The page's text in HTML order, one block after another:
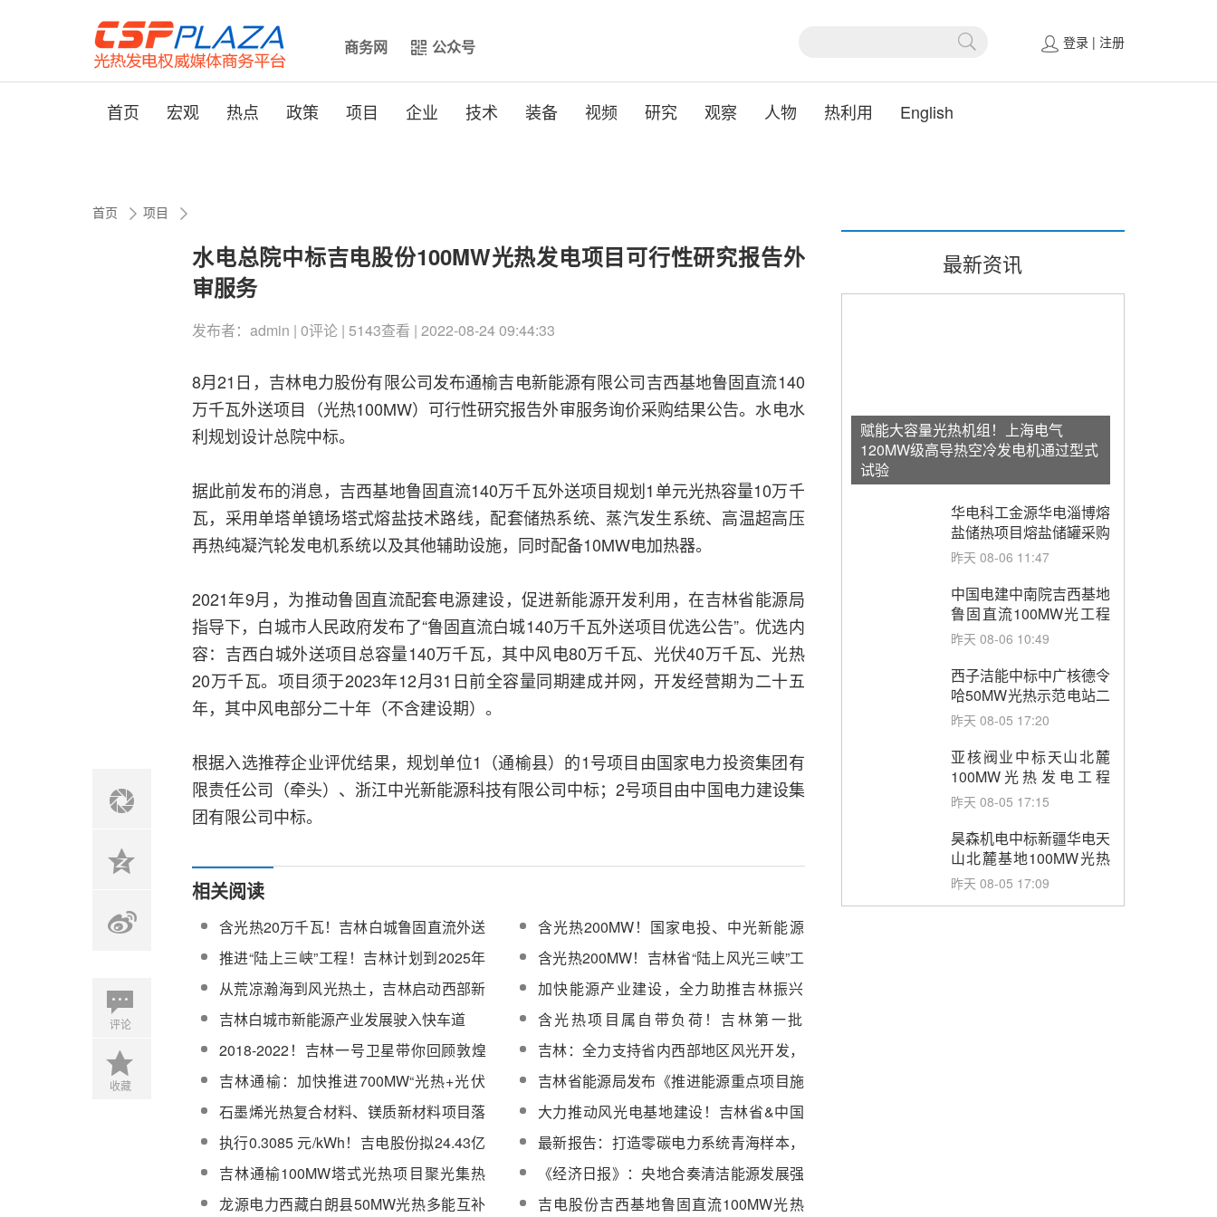
商务网 公众号 登录 | 注册
首页 宏观 热点 政策 项目 企业 技术 装备 视频 研究 观察 人物 热利用 English
首页 项目
水电总院中标吉电股份100MW光热发电项目可行性研究报告外
审服务
发布者：admin | 0评论 | 5143查看 | 2022-08-24 09:44:33
8月21日，吉林电力股份有限公司发布通榆吉电新能源有限公司吉西基地鲁固直流140
万千瓦外送项目（光热100MW）可行性研究报告外审服务询价采购结果公告。水电水
利规划设计总院中标。
据此前发布的消息，吉西基地鲁固直流140万千瓦外送项目规划1单元光热容量10万千
瓦，采用单塔单镜场塔式熔盐技术路线，配套储热系统、蒸汽发生系统、高温超高压
再热纯凝汽轮发电机系统以及其他辅助设施，同时配备10MW电加热器。
2021年9月，为推动鲁固直流配套电源建设，促进新能源开发利用，在吉林省能源局
指导下，白城市人民政府发布了“鲁固直流白城140万千瓦外送项目优选公告”。优选内
容：吉西白城外送项目总容量140万千瓦，其中风电80万千瓦、光伏40万千瓦、光热
20万千瓦。项目须于2023年12月31日前全容量同期建成并网，开发经营期为二十五
年，其中风电部分二十年（不含建设期）。
根据入选推荐企业评优结果，规划单位1（通榆县）的1号项目由国家电力投资集团有
限责任公司（牵头）、浙江中光新能源科技有限公司中标；2号项目由中国电力建设集
团有限公司中标。
评论
收藏
相关阅读
含光热20万千瓦！吉林白城鲁固直流外送
项目启动公开优选
含光热200MW！国家电投、中光新能源
等7单位中标吉林白城鲁固直流外送项目
推进“陆上三峡”工程！吉林计划到2025年
新能源装机达到3000万千瓦
含光热200MW！吉林省“陆上风光三峡”工
程全面启动建设
从荒凉瀚海到风光热土，吉林启动西部新
能源大开发
加快能源产业建设，全力助推吉林振兴
——访吉林省能源局党组书记、局长王相
民
吉林白城市新能源产业发展驶入快车道
含光热项目属自带负荷！吉林第一批
8.37GW新能源指标下发，第二批需尽快
论证上报
2018-2022！吉林一号卫星带你回顾敦煌
近五年光热发展变迁！
吉林：全力支持省内西部地区风光开发，
从用地、能耗、资金、电力交易等予以支
持
吉林通榆：加快推进700MW“光热+光伏
+风电”示范项目及新能源开发项目实施
吉林省能源局发布《推进能源重点项目施
工进度和投资进度工作方案》通知
石墨烯光热复合材料、镁质新材料项目落
户吉林高新区
大力推动风光电基地建设！吉林省&中国
华电签署合作框架协议
执行0.3085 元/kWh！吉电股份拟24.43亿
投建吉西鲁固直流风光热外送项目
最新报告：打造零碳电力系统青海样本，
光热将成增长最快的可调节可再生电源
吉林通榆100MW塔式光热项目聚光集热
系统、蒸汽发生器和汽轮发电机组中标候
《经济日报》：央地合奏清洁能源发展强
音
龙源电力西藏白朗县50MW光热多能互补
吉电股份吉西基地鲁固直流100MW光热
最新资讯
赋能大容量光热机组！上海电气
120MW级高导热空冷发电机通过型式
试验
华电科工金源华电淄博熔
盐储热项目熔盐储罐采购
昨天 08-06 11:47
中国电建中南院吉西基地
鲁固直流100MW光工程
性能试验采购
昨天 08-06 10:49
西子洁能中标中广核德令
哈50MW光热示范电站二
列蒸汽发生器设备采购
昨天 08-05 17:20
亚核阀业中标天山北麓
100MW光热发电工程
EPC总承包项目熔盐截
购
昨天 08-05 17:15
昊森机电中标新疆华电天
山北麓基地100MW光热
发电工程EPC总承包项
昨天 08-05 17:09